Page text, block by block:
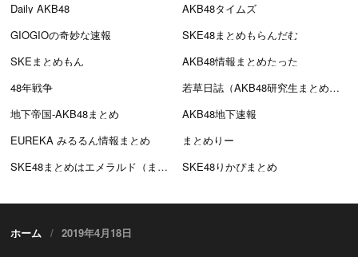
Daily AKB48
AKB48タイムズ
GIOGIOの奇妙な速報
SKE48まとめもらんだむ
SKEまとめもん
AKB48情報まとめたった
48年戦争
若草日誌（AKB48研究生まとめブログ）
地下帝国-AKB48まとめ
AKB48地下速報
EUREKA みるるん情報まとめ
まとめりー
SKE48まとめはエメラルド（まとえめ）
SKE48りかぴまとめ
ホーム 2019年4月18日